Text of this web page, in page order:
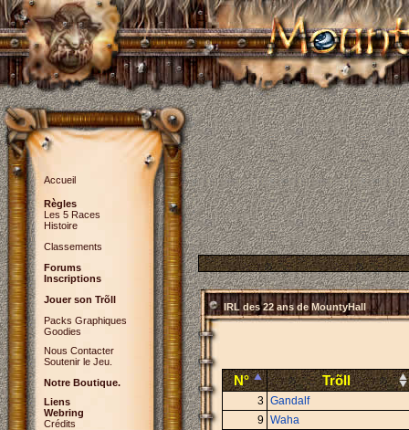
Accueil
Règles
Les 5 Races
Histoire
Classements
Forums
Inscriptions
Jouer son Trõll
Packs Graphiques
Goodies
Nous Contacter
Soutenir le Jeu.
Notre Boutique.
Liens
Webring
Crédits
IRL des 22 ans de MountyHall
N° Trõll
3 Gandalf
9 Waha